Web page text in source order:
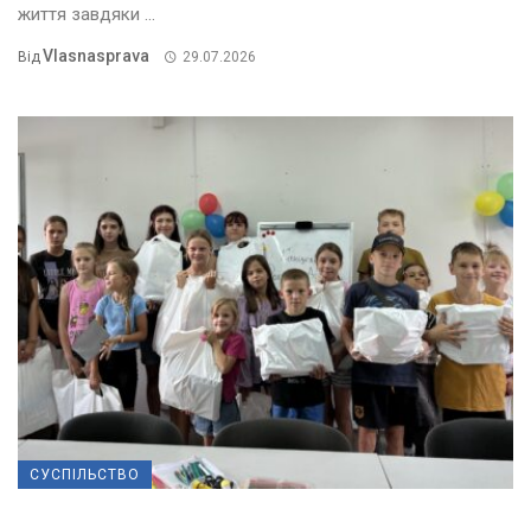
життя завдяки ...
ВідVlasnasprava 29.07.2026
СУСПІЛЬСТВО